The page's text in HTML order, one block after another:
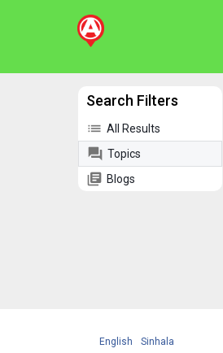
Search Filters
list All Results
forum Topics
library_books Blogs
English Sinhala